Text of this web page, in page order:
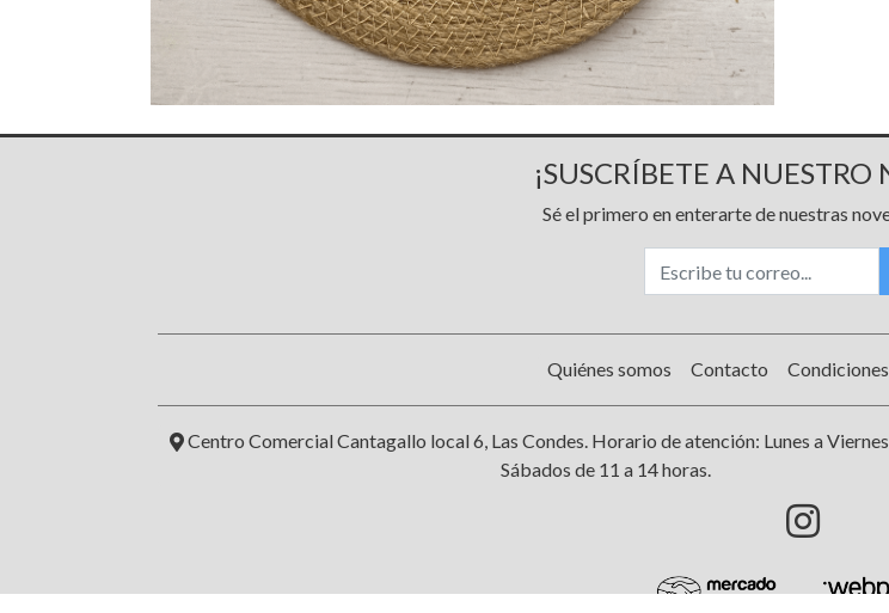
¡SUSCRÍBETE A NUESTRO
Sé el primero en enterarte de nuestras
Quiénes somos Contacto Condiciones
Centro Comercial Cantagallo local 6, Las Condes. Horario de atención: Lunes a
Sábados de 11 a 14 horas.